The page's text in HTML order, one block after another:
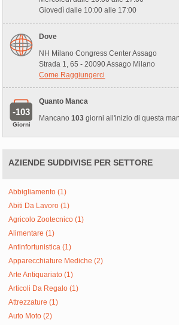
Giovedì dalle 10:00 alle 17:00
Dove
NH Milano Congress Center Assago
Strada 1, 65 - 20090 Assago Milano
Come Raggiungerci
-103
Giorni
Quanto Manca
Mancano103 giorni all'inizio di questa
AZIENDE SUDDIVISE PER SETTORE
Abbigliamento (1)
Abiti Da Lavoro (1)
Agricolo Zootecnico (1)
Alimentare (1)
Antinfortunistica (1)
Apparecchiature Mediche (2)
Arte Antiquariato (1)
Articoli Da Regalo (1)
Attrezzature (1)
Auto Moto (2)